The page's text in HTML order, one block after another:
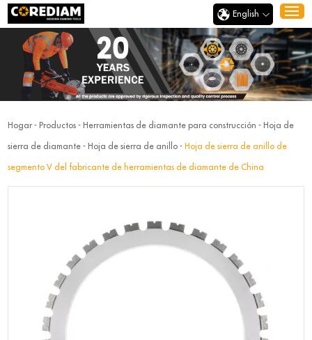
English
Hogar- Productos - Herramientas de diamante para construcción - Hoja de
sierra de diamante - Hoja de sierra de anillo - Hoja de sierra de anillo de
segmento V del fabricante de herramientas de diamante de China